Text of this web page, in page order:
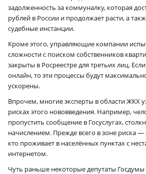
задолженность за коммуналку, которая
рублей в России и продолжает расти, а
судебные инстанции.
Кроме этого, управляющие компании
сложности с поиском собственников
закрыты в Росреестре для третьих лиц.
онлайн, то эти процессы будут
ускорены.
Впрочем, многие эксперты в области ЖКХ
рисках этого нововведения. Например,
пропустить сообщение в Госуслугах,
начислением. Прежде всего в зоне риска
кто проживает в населённых пунктах с
интернетом.
Чуть раньше некоторые депутаты Госдумы